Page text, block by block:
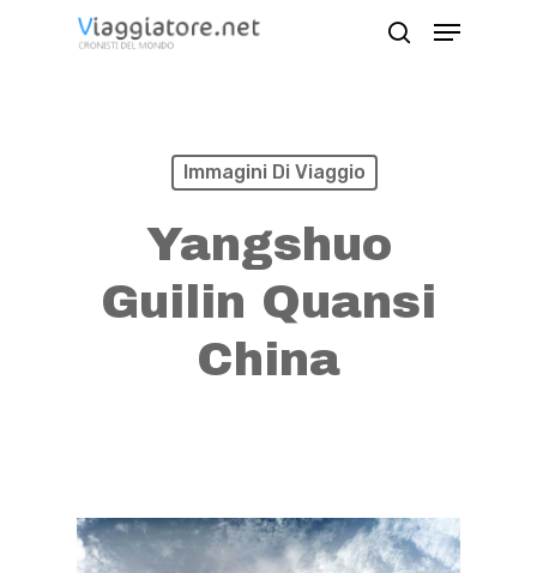
Menu
Immagini Di Viaggio
Yangshuo
Guilin Quansi
China